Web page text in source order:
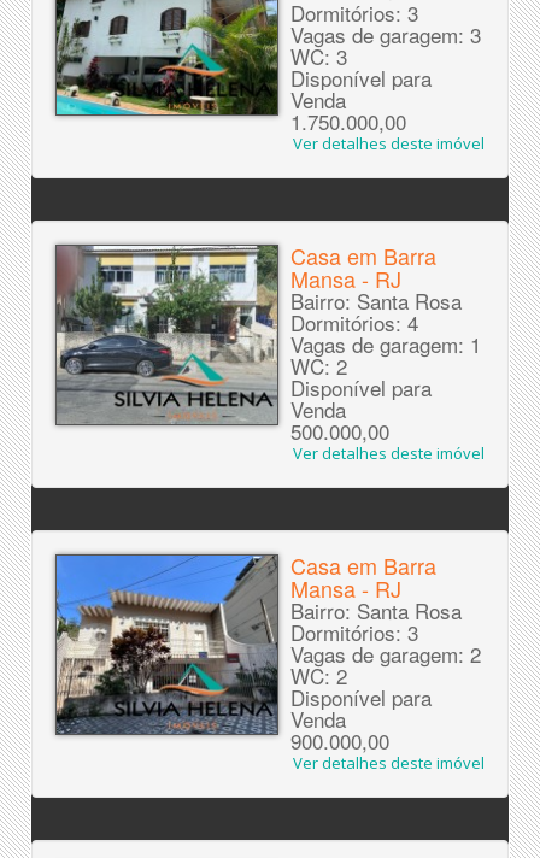
Dormitórios: 3
Vagas de garagem: 3
WC: 3
Disponível para
Venda
1.750.000,00
Ver detalhes deste imóvel
Casa em Barra
Mansa - RJ
Bairro: Santa Rosa
Dormitórios: 4
Vagas de garagem: 1
WC: 2
Disponível para
Venda
500.000,00
Ver detalhes deste imóvel
Casa em Barra
Mansa - RJ
Bairro: Santa Rosa
Dormitórios: 3
Vagas de garagem: 2
WC: 2
Disponível para
Venda
900.000,00
Ver detalhes deste imóvel